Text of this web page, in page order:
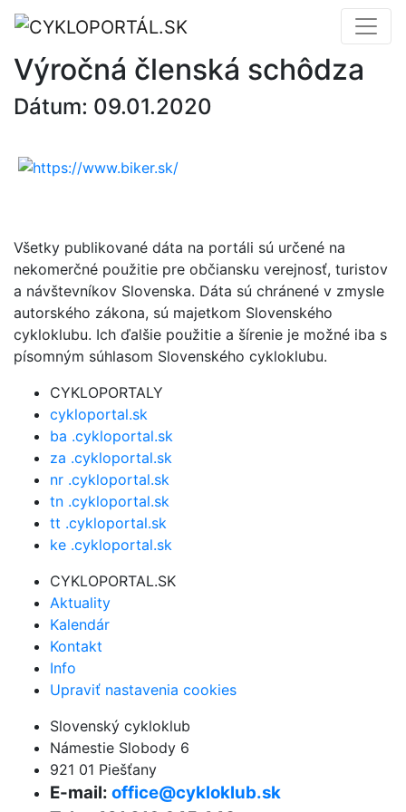
Výročná členská schôdza
Dátum: 09.01.2020
Všetky publikované dáta na portáli sú určené na
nekomerčné použitie pre občiansku verejnosť, turistov
a návštevníkov Slovenska. Dáta sú chránené v zmysle
autorského zákona, sú majetkom Slovenského
cykloklubu. Ich ďalšie použitie a šírenie je možné iba s
písomným súhlasom Slovenského cykloklubu.
CYKLOPORTALY
cykloportal.sk
ba .cykloportal.sk
za .cykloportal.sk
nr .cykloportal.sk
tn .cykloportal.sk
tt .cykloportal.sk
ke .cykloportal.sk
CYKLOPORTAL.SK
Aktuality
Kalendár
Kontakt
Info
Upraviť nastavenia cookies
Slovenský cykloklub
Námestie Slobody 6
921 01 Piešťany
E-mail: office@cykloklub.sk